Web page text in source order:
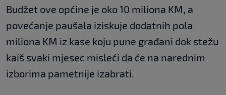
Budžet ove općine je oko 10 miliona KM, a
povećanje paušala iziskuje dodatnih pola
miliona KM iz kase koju pune građani dok stežu
kaiš svaki mjesec misleći da će na narednim
izborima pametnije izabrati.